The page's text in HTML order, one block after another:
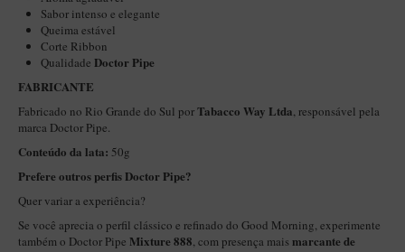
New Rose Polido
Petrus
Piccolo
Premium
Sextavado
Zuccardi
Callia
Hobby
Sabor intenso e elegante
Queima estável
Corte Ribbon
Qualidade Doctor Pipe
FABRICANTE
Fabricado no Rio Grande do Sul porTabacco Way Ltda, responsável pela
marca Doctor Pipe.
Conteúdo da lata: 50g
Prefere outros perfis Doctor Pipe?
Quer variar a experiência?
Se você aprecia o perfil clássico e refinado do Good Morning, experimente
também o Doctor Pipe Mixture 888, com presença maismarcante de